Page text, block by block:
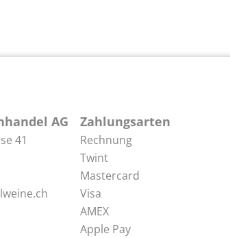
AG
41
Zahlungsarten
Rechnung
Twint
Mastercard
Visa
AMEX
Apple Pay